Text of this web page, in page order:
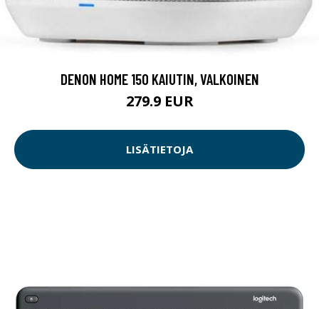
DENON HOME 150 KAIUTIN, VALKOINEN
279.9 EUR
LISÄTIETOJA